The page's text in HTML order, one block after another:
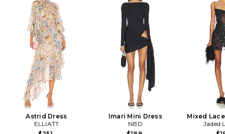
Astrid Dress
ELLIATT
Imari Mini Dress
NBD
Mixed
Jaded